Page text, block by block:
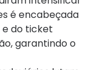
é encabeçada
e do ticket
garantindo o